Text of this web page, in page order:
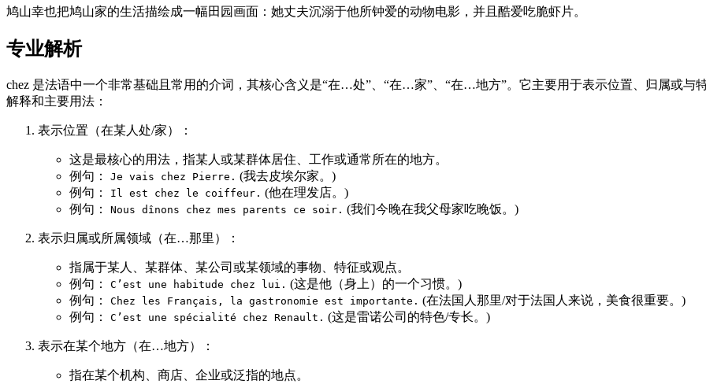
鸠山幸也把鸠山家的生活描绘成一幅田园画面：她丈夫沉溺于他所钟爱的动物电影，并且酷爱吃脆虾片。
专业解析
chez 是法语中一个非常基础且常用的介词，其核心含义是“在…处”、“在…家”、“在…地方”。它主要用于表示位置、归属或与
解释和主要用法：
表示位置（在某人处/家）：
这是最核心的用法，指某人或某群体居住、工作或通常所在的地方。
例句： Je vais chez Pierre. (我去皮埃尔家。)
例句：
Il est chez le coiffeur. (他在理发店。)
例句： Nous dînons chez mes parents ce soir. (我们今晚在我父母家吃晚饭。)
表示归属或所属领域（在…那里）：
指属于某人、某群体、某公司或某领域的事物、特征或观点。
例句： C’est une habitude chez lui. (这是他（身上）的一个习惯。)
例句： Chez les Français, la gastronomie est importante. (在法国人那里/对于法国人来说，美食很重要。)
例句： C’est une spécialité chez Renault. (这是雷诺公司的特色/专长。)
表示在某个地方（在…地方）：
指在某个机构、商店、企业或泛指的地点。